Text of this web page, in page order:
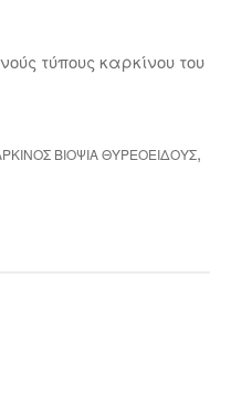
τύπους καρκίνου του
ΒΙΟΨΊΑ ΘΥΡΕΟΕΙΔΟΎΣ,